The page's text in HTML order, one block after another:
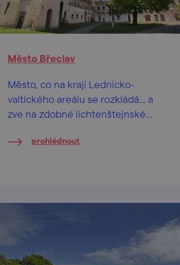
Město Břeclav
Město, co na kraji Lednicko-
valtického areálu se rozkládá… a
zve na zdobné lichtenštejnské
pohádkovou synagogu.
prohlédnout